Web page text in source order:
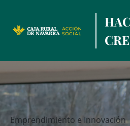
to
Sala
de
prensa
Emprendimiento e Innovación